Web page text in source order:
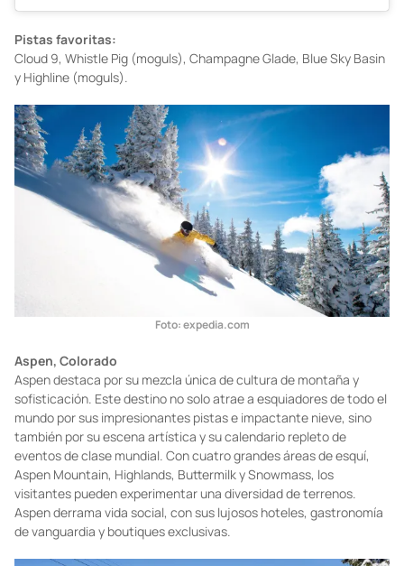
Pistas favoritas:
Cloud 9, Whistle Pig (moguls), Champagne Glade, Blue Sky Basin
y Highline (moguls).
Foto: expedia.com
Aspen, Colorado
Aspen destaca por su mezcla única de cultura de montaña y
sofisticación. Este destino no solo atrae a esquiadores de todo el
mundo por sus impresionantes pistas e impactante nieve, sino
también por su escena artística y su calendario repleto de
eventos de clase mundial. Con cuatro grandes áreas de esquí,
Aspen Mountain, Highlands, Buttermilk y Snowmass, los
visitantes pueden experimentar una diversidad de terrenos.
Aspen derrama vida social, con sus lujosos hoteles, gastronomía
de vanguardia y boutiques exclusivas.